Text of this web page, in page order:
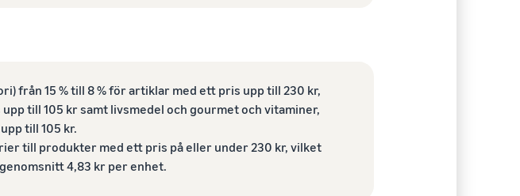
från 15 % till 8 % för artiklar med ett pris upp till 230 kr,
till 105 kr samt livsmedel och gourmet och vitaminer,
till 105 kr.
till produkter med ett pris på eller under 230 kr, vilket
4,83 kr per enhet.